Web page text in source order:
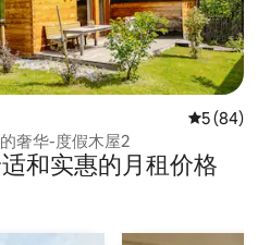
平均评分
5 (84)
奢华-度假木屋2
和实惠的月租价格